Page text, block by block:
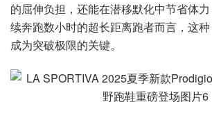
的屈伸负担，还能在潜移默化中节省体
续奔跑数小时的超长距离跑者而言，这种
成为突破极限的关键。